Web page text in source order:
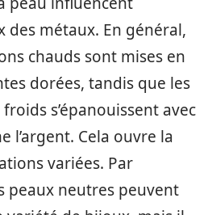
des métaux. En général,
chauds sont mises en
dorées, tandis que les
s’épanouissent avec
l’argent. Cela ouvre la
variées. Par
peaux neutres peuvent